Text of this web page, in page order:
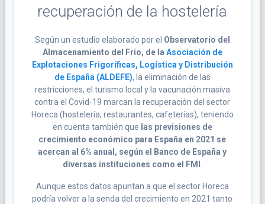
recuperación de la hostelería
Según un estudio elaborado por el Observatorio del
Almacenamiento del Frio, de la Asociación de
Explotaciones Frigoríficas, Logística y Distribución
de España (ALDEFE), la eliminación de las
restricciones, el turismo local y la vacunación masiva
contra el Covid‐19 marcan la recuperación del sector
Horeca (hostelería, restaurantes, cafeterías), teniendo
en cuenta también que las previsiones de
crecimiento económico para España en 2021 se
acercan al 6% anual, según el Banco de España y
diversas instituciones como el FMI
Aunque estos datos apuntan a que el sector Horeca
podría volver a la senda del crecimiento en 2021 tanto